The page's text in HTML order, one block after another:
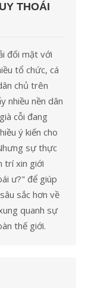
THOÁI
đối mặt với
tổ chức, cá
chủ trên
nhiều nền dân
cỗi đang
ý kiến cho
sự thực
trí xin giới
ư?" để giúp
sắc hơn về
quanh sự
thế giới.